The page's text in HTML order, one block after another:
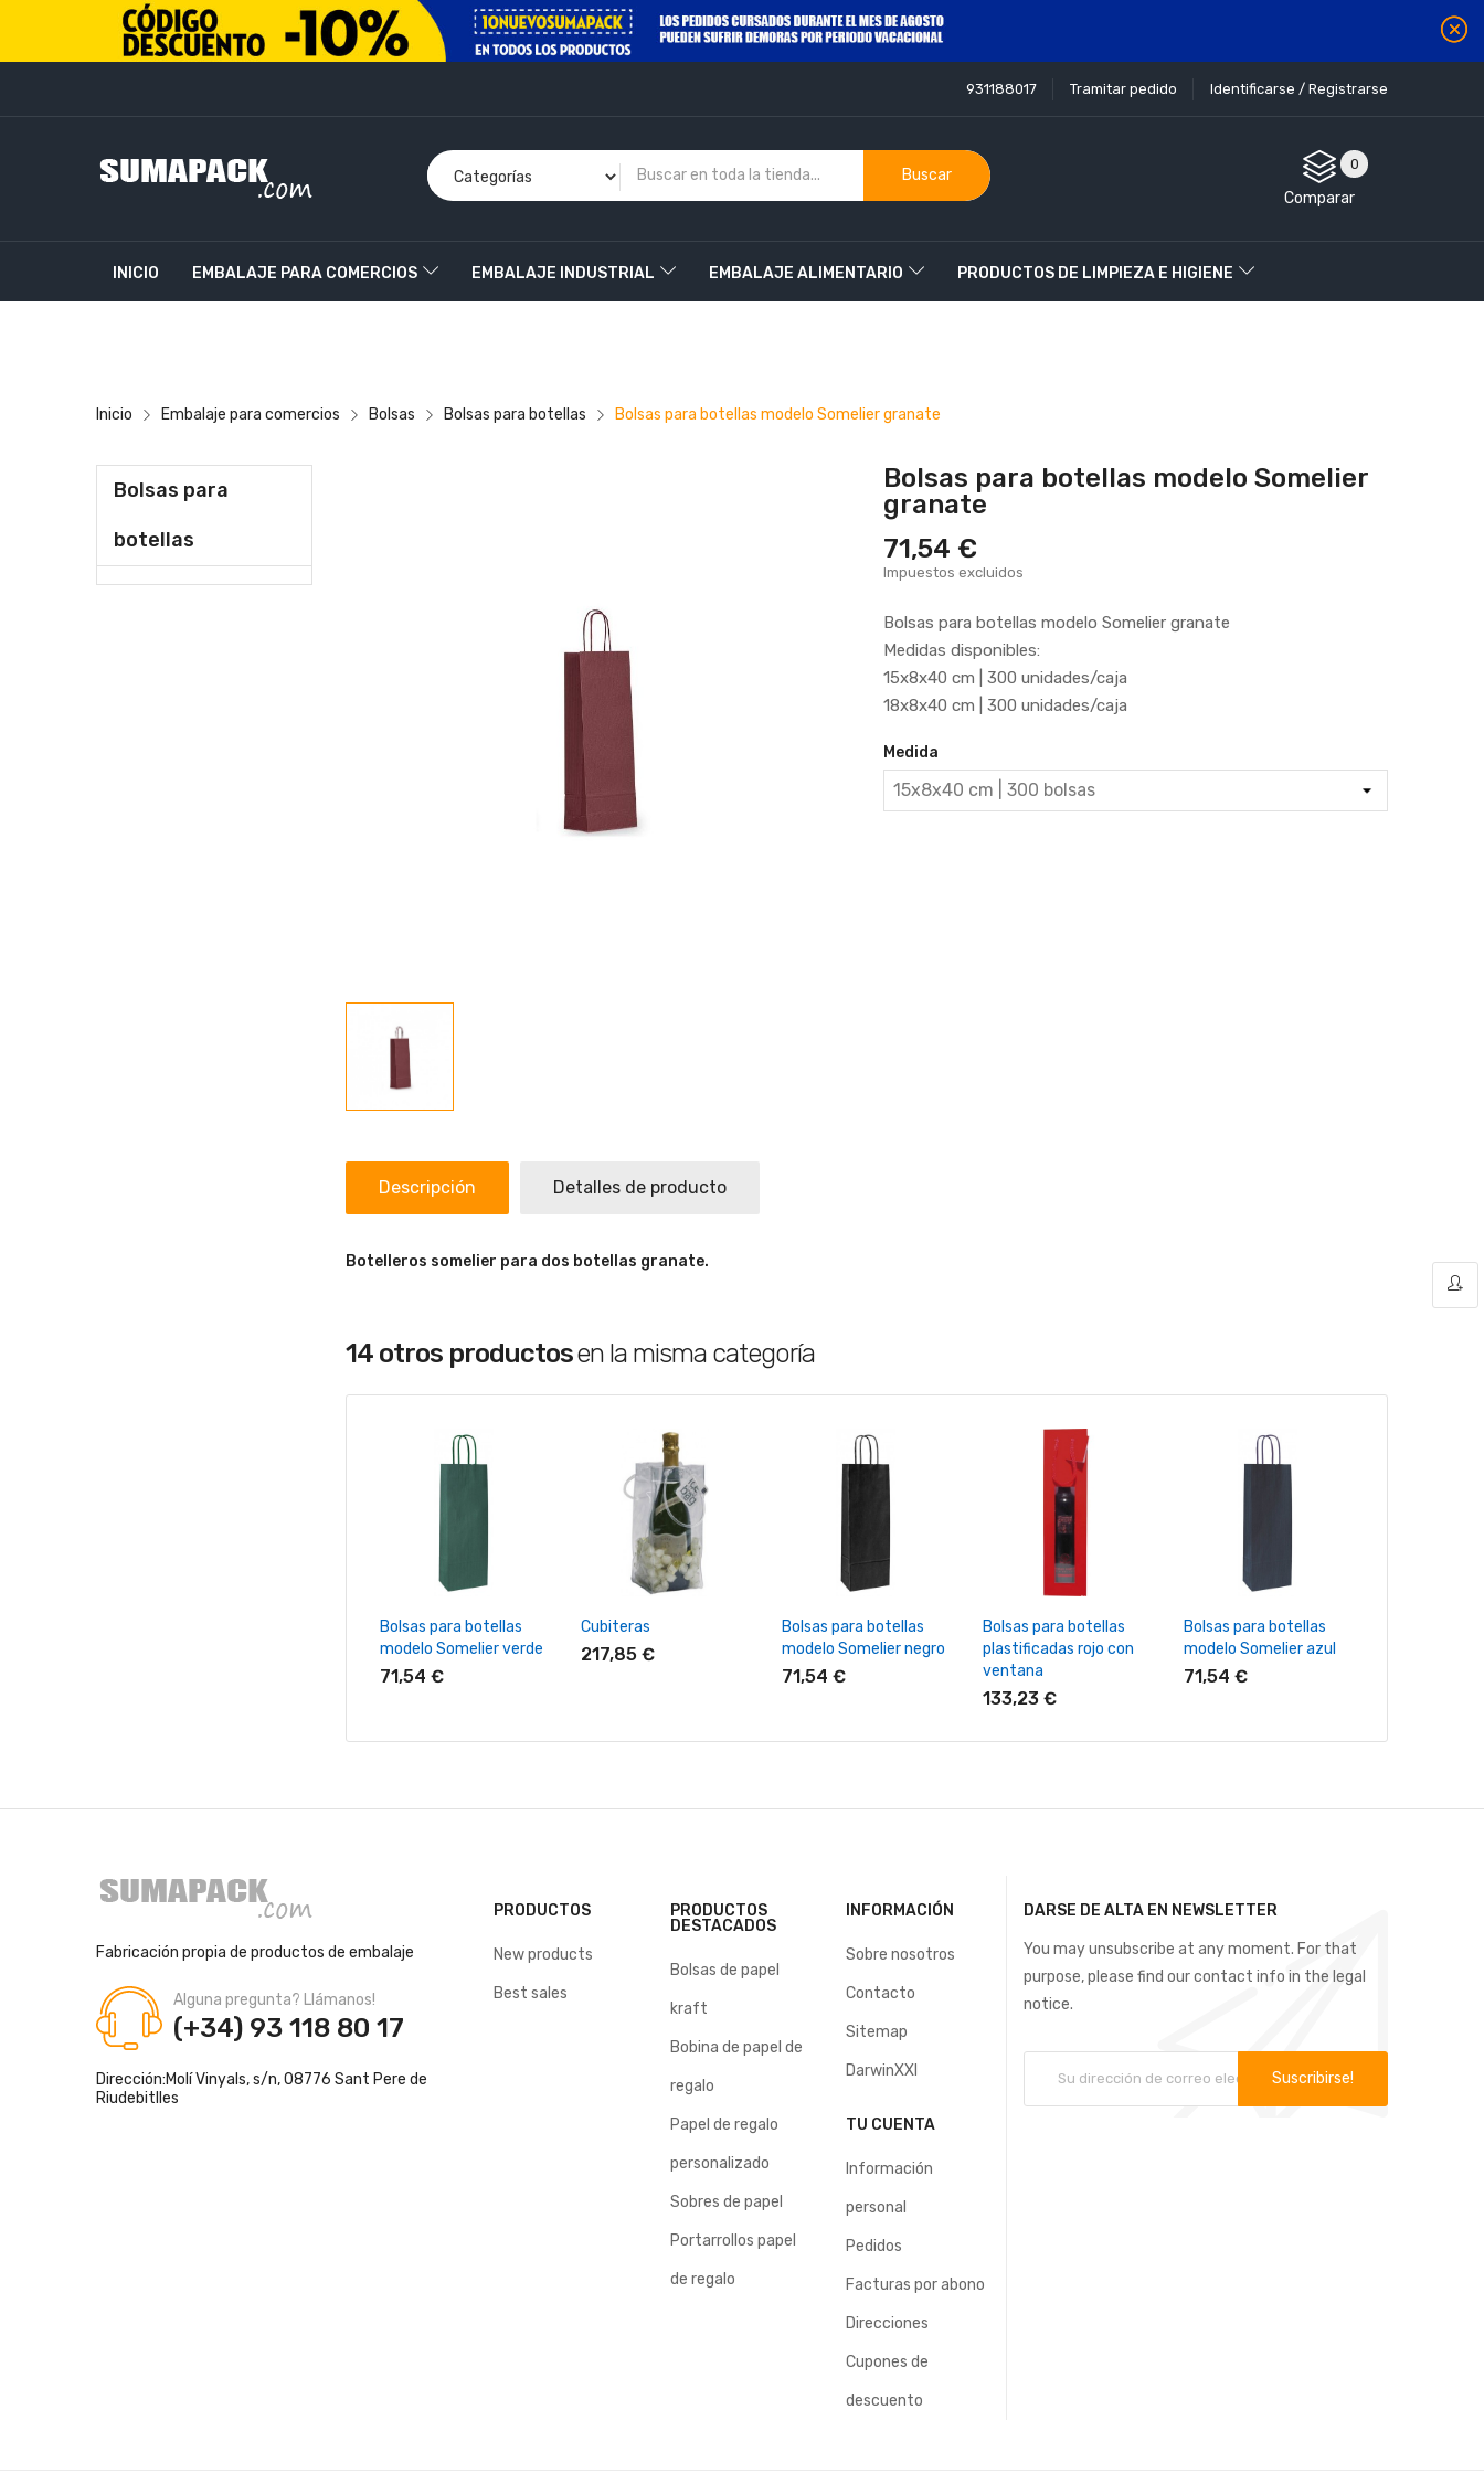
Identificarse / Registrarse
Tramitar pedido
931188017
Buscar
0
Comparar
INICIO EMBALAJE PARA COMERCIOS EMBALAJE INDUSTRIAL EMBALAJE ALIMENTARIO PRODUCTOS DE LIMPIEZA E HIGIENE
Inicio Embalaje para comercios Bolsas Bolsas para botellas Bolsas para botellas modelo Somelier granate
Bolsas para
botellas
Bolsas para botellas modelo Somelier
granate
71,54 €
Impuestos excluidos
Bolsas para botellas modelo Somelier granate
Medidas disponibles:
15x8x40 cm | 300 unidades/caja
18x8x40 cm | 300 unidades/caja
Medida
Descripción Detalles de producto
Botelleros somelier para dos botellas granate.
14 otros productosen la misma categoría
+ Añadir Al Carrito
Bolsas para botellas
modelo Somelier verde
71,54 €
+ Añadir Al Carrito
Cubiteras
217,85 €
+ Añadir Al Carrito
Bolsas para botellas
modelo Somelier negro
71,54 €
+ Añadir Al Carrito
Bolsas para botellas
plastificadas rojo con
ventana
133,23 €
+ Añadir Al Carrito
Bolsas para botellas
modelo Somelier azul
71,54 €
Fabricación propia de productos de embalaje
Alguna pregunta? Llámanos!
(+34) 93 118 80 17
Dirección:Molí Vinyals, s/n, 08776 Sant Pere de
Riudebitlles
PRODUCTOS
New products
Best sales
PRODUCTOS
DESTACADOS
Bolsas de papel
kraft
Bobina de papel de
regalo
Papel de regalo
personalizado
Sobres de papel
Portarrollos papel
de regalo
INFORMACIÓN
Sobre nosotros
Contacto
Sitemap
DarwinXXI
TU CUENTA
Información
personal
Pedidos
Facturas por abono
Direcciones
Cupones de
descuento
DARSE DE ALTA EN NEWSLETTER
You may unsubscribe at any moment. For that
purpose, please find our contact info in the legal
notice.